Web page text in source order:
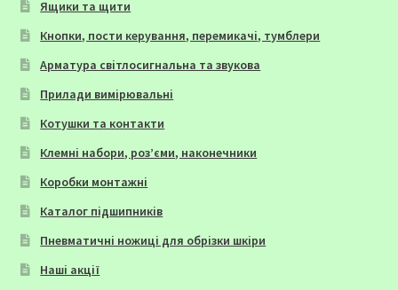
Ящики та щити
Кнопки, пости керування, перемикачі, тумблери
Арматура світлосигнальна та звукова
Прилади вимірювальні
Котушки та контакти
Клемні набори, роз’єми, наконечники
Коробки монтажні
Каталог підшипників
Пневматичні ножиці для обрізки шкіри
Наші акції